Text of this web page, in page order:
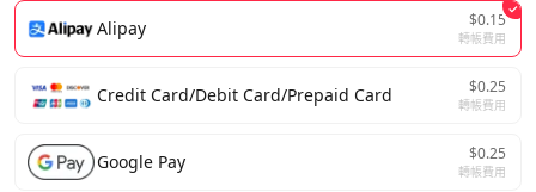
Alipay $0.15
轉帳費用
Credit Card/Debit Card/Prepaid Card $0.25
轉帳費用
Google Pay $0.25
轉帳費用